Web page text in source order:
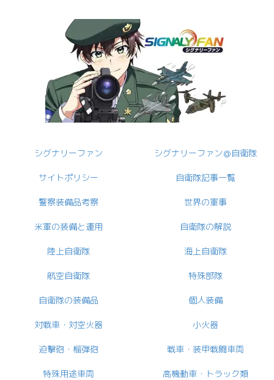
シグナリーファン シグナリーファン＠自衛隊
サイトポリシー 自衛隊記事一覧
警察装備品考察 世界の軍事
米軍の装備と運用 自衛隊の解説
陸上自衛隊 海上自衛隊
航空自衛隊 特殊部隊
自衛隊の装備品 個人装備
対戦車・対空火器 小火器
迫撃砲・榴弾砲 戦車・装甲戦闘車両
特殊用途車両 高機動車・トラック類